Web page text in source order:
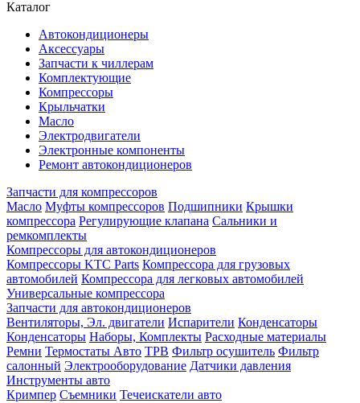
Каталог
Автокондиционеры
Аксессуары
Запчасти к чиллерам
Комплектующие
Компрессоры
Крыльчатки
Масло
Электродвигатели
Электронные компоненты
Ремонт автокондиционеров
Запчасти для компрессоров
Масло Муфты компрессоров Подшипники Крышки
компрессора Регулирующие клапана Сальники и
ремкомплекты
Компрессоры для автокондиционеров
Компрессоры KTC Parts Компрессора для грузовых
автомобилей Компрессора для легковых автомобилей
Универсальные компрессора
Запчасти для автокондиционеров
Вентиляторы, Эл. двигатели Испарители Конденсаторы
Конденсаторы Наборы, Комплекты Расходные материалы
Ремни Термостаты Авто ТРВ Фильтр осушитель Фильтр
салонный Электрооборудование Датчики давления
Инструменты авто
Кримпер Съемники Течеискатели авто